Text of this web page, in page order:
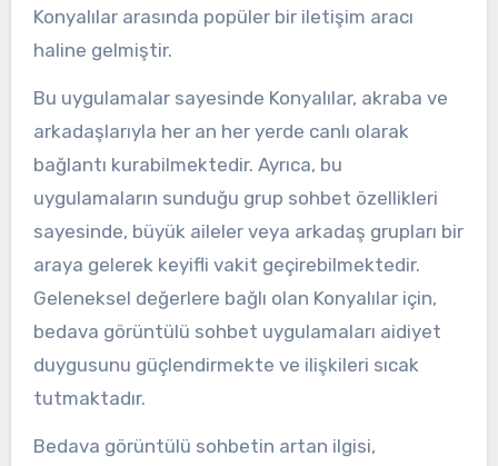
Konyalılar arasında popüler bir iletişim aracı
haline gelmiştir.
Bu uygulamalar sayesinde Konyalılar, akraba ve
arkadaşlarıyla her an her yerde canlı olarak
bağlantı kurabilmektedir. Ayrıca, bu
uygulamaların sunduğu grup sohbet özellikleri
sayesinde, büyük aileler veya arkadaş grupları bir
araya gelerek keyifli vakit geçirebilmektedir.
Geleneksel değerlere bağlı olan Konyalılar için,
bedava görüntülü sohbet uygulamaları aidiyet
duygusunu güçlendirmekte ve ilişkileri sıcak
tutmaktadır.
Bedava görüntülü sohbetin artan ilgisi,